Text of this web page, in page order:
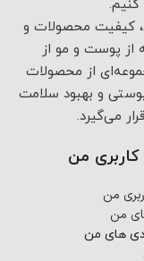
کیفیت محصولات و
از پوست و مو از
از محصولات
و بهبود سلامت
می‌گیرد.
من
من
من
های من